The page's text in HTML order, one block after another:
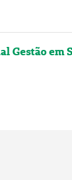
Gestão em